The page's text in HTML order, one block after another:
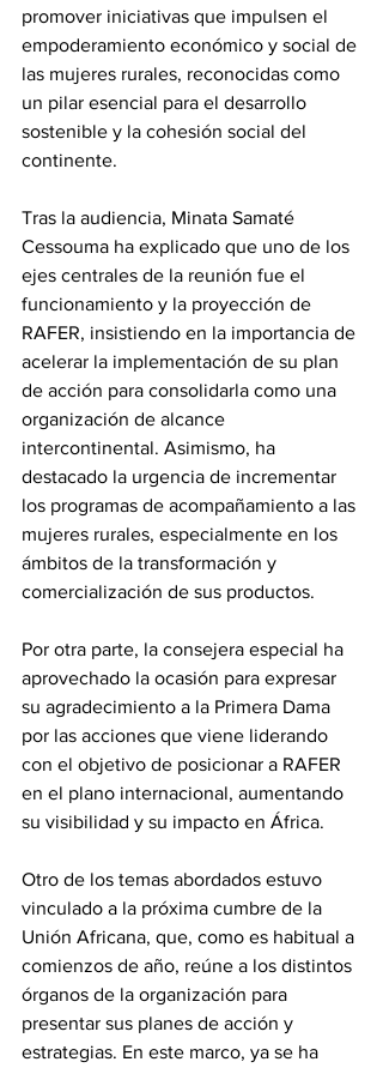
promover iniciativas que impulsen el
empoderamiento económico y social de
las mujeres rurales, reconocidas como
un pilar esencial para el desarrollo
sostenible y la cohesión social del
continente.
Tras la audiencia, Minata Samaté
Cessouma ha explicado que uno de los
ejes centrales de la reunión fue el
funcionamiento y la proyección de
RAFER, insistiendo en la importancia de
acelerar la implementación de su plan
de acción para consolidarla como una
organización de alcance
intercontinental. Asimismo, ha
destacado la urgencia de incrementar
los programas de acompañamiento a las
mujeres rurales, especialmente en los
ámbitos de la transformación y
comercialización de sus productos.
Por otra parte, la consejera especial ha
aprovechado la ocasión para expresar
su agradecimiento a la Primera Dama
por las acciones que viene liderando
con el objetivo de posicionar a RAFER
en el plano internacional, aumentando
su visibilidad y su impacto en África.
Otro de los temas abordados estuvo
vinculado a la próxima cumbre de la
Unión Africana, que, como es habitual a
comienzos de año, reúne a los distintos
órganos de la organización para
presentar sus planes de acción y
estrategias. En este marco, ya se ha